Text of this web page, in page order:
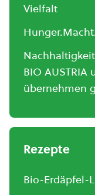
Vielfalt
BIO
übernehmen
Rezepte
Bio-Erdäpfel-